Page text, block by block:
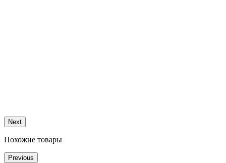
Next
Похожие товары
Previous